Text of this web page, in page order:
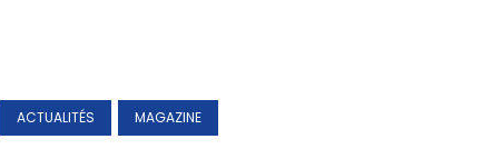
ACTUALITÉS MAGAZINE